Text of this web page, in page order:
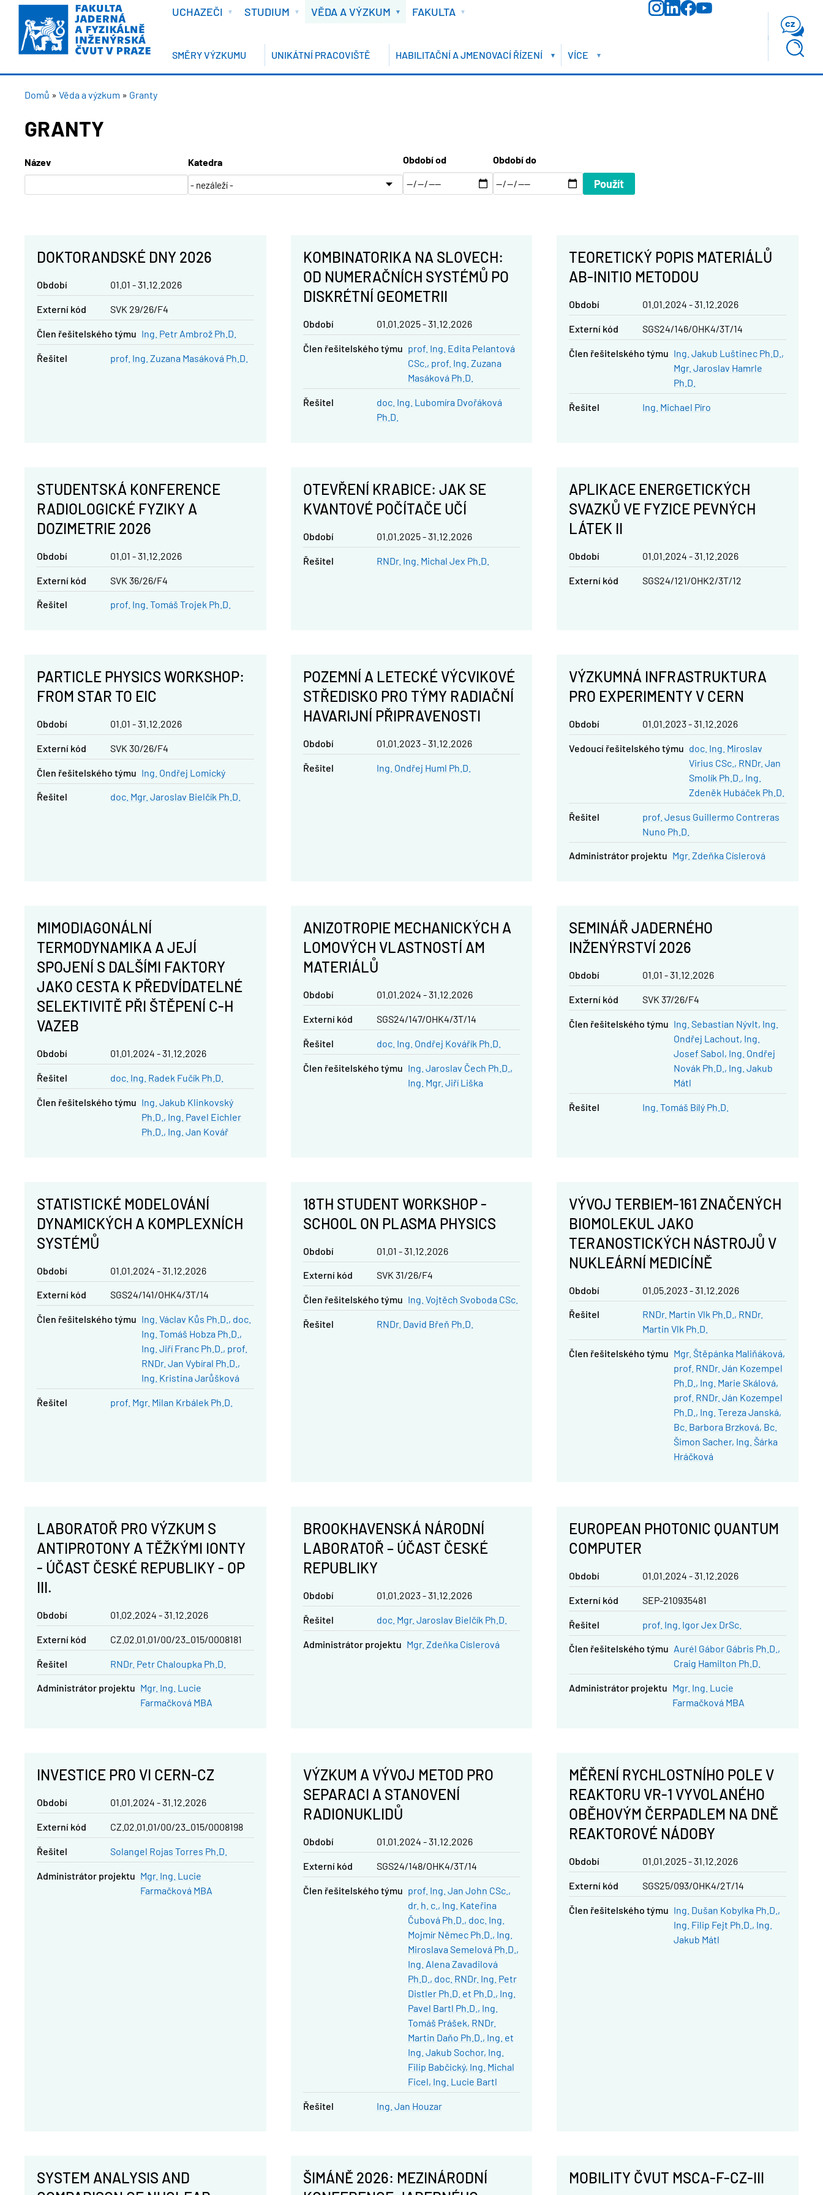
Přejít
hlavnímu
obsahu
VÍTEJTE
UCHAZEČI STUDIUM VĚDA A VÝZKUM FAKULTA
cz
SMĚRY VÝZKUMU UNIKÁTNÍ PRACOVIŠTĚ HABILITAČNÍ A JMENOVACÍ ŘÍZENÍ VÍCE
DROBEČKOVÁ
Domů Věda a výzkum Granty
GRANTY
Název Katedra Období od Období do
DOKTORANDSKÉ DNY 2026
Období 01.01 - 31.12.2026
Externí kód SVK 29/26/F4
člen řešitelského týmu Ing. Petr Ambrož Ph.D.
řešitel prof. Ing. Zuzana Masáková Ph.D.
KOMBINATORIKA NA SLOVECH:
OD NUMERAČNÍCH SYSTÉMŮ PO
DISKRÉTNÍ GEOMETRII
Období 01.01.2025 - 31.12.2026
člen řešitelského týmu prof. Ing. Edita Pelantová
CSc.
prof. Ing. Zuzana
Masáková Ph.D.
řešitel
doc. Ing. Lubomíra Dvořáková
Ph.D.
TEORETICKÝ POPIS MATERIÁLŮ
AB-INITIO METODOU
Období 01.01.2024 - 31.12.2026
Externí kód SGS24/146/OHK4/3T/14
člen řešitelského týmu Ing. Jakub Luštinec Ph.D.
Mgr. Jaroslav Hamrle
Ph.D.
řešitel Ing. Michael Píro
STUDENTSKÁ KONFERENCE
RADIOLOGICKÉ FYZIKY A
DOZIMETRIE 2026
Období 01.01 - 31.12.2026
Externí kód SVK 36/26/F4
řešitel prof. Ing. Tomáš Trojek Ph.D.
OTEVŘENÍ KRABICE: JAK SE
KVANTOVÉ POČÍTAČE UČÍ
Období 01.01.2025 - 31.12.2026
řešitel RNDr. Ing. Michal Jex Ph.D.
APLIKACE ENERGETICKÝCH
SVAZKŮ VE FYZICE PEVNÝCH
LÁTEK II
Období 01.01.2024 - 31.12.2026
Externí kód SGS24/121/OHK2/3T/12
PARTICLE PHYSICS WORKSHOP:
FROM STAR TO EIC
Období 01.01 - 31.12.2026
Externí kód SVK 30/26/F4
člen řešitelského týmu Ing. Ondřej Lomický
řešitel doc. Mgr. Jaroslav Bielčík Ph.D.
POZEMNÍ A LETECKÉ VÝCVIKOVÉ
STŘEDISKO PRO TÝMY RADIAČNÍ
HAVARIJNÍ PŘIPRAVENOSTI
Období 01.01.2023 - 31.12.2026
řešitel Ing. Ondřej Huml Ph.D.
VÝZKUMNÁ INFRASTRUKTURA
PRO EXPERIMENTY V CERN
Období 01.01.2023 - 31.12.2026
vedoucí řešitelského týmu doc. Ing. Miroslav
Virius CSc.
RNDr. Jan
Smolík Ph.D.
Ing.
Zdeněk Hubáček Ph.D.
řešitel
prof. Jesus Guillermo Contreras
Nuno Ph.D.
administrátor projektu Mgr. Zdeňka Císlerová
MIMODIAGONÁLNÍ
TERMODYNAMIKA A JEJÍ
SPOJENÍ S DALŠÍMI FAKTORY
JAKO CESTA K PŘEDVÍDATELNÉ
SELEKTIVITĚ PŘI ŠTĚPENÍ C-H
VAZEB
Období 01.01.2024 - 31.12.2026
řešitel doc. Ing. Radek Fučík Ph.D.
člen řešitelského týmu Ing. Jakub Klinkovský
Ph.D.
Ing. Pavel Eichler
Ph.D.
Ing. Jan Kovář
ANIZOTROPIE MECHANICKÝCH A
LOMOVÝCH VLASTNOSTÍ AM
MATERIÁLŮ
Období 01.01.2024 - 31.12.2026
Externí kód SGS24/147/OHK4/3T/14
řešitel doc. Ing. Ondřej Kovářík Ph.D.
člen řešitelského týmu Ing. Jaroslav Čech Ph.D.
Ing. Mgr. Jiří Liška
SEMINÁŘ JADERNÉHO
INŽENÝRSTVÍ 2026
Období 01.01 - 31.12.2026
Externí kód SVK 37/26/F4
člen řešitelského týmu Ing. Sebastian Nývlt Ing.
Ondřej Lachout Ing.
Josef Sabol Ing. Ondřej
Novák Ph.D.
Ing. Jakub
Mátl
řešitel Ing. Tomáš Bílý Ph.D.
STATISTICKÉ MODELOVÁNÍ
DYNAMICKÝCH A KOMPLEXNÍCH
SYSTÉMŮ
Období 01.01.2024 - 31.12.2026
Externí kód SGS24/141/OHK4/3T/14
člen řešitelského týmu Ing. Václav Kůs Ph.D.
doc.
Ing. Tomáš Hobza Ph.D.
Ing. Jiří Franc Ph.D.
prof.
RNDr. Jan Vybíral Ph.D.
Ing. Kristina Jarůšková
řešitel prof. Mgr. Milan Krbálek Ph.D.
18TH STUDENT WORKSHOP -
SCHOOL ON PLASMA PHYSICS
Období 01.01 - 31.12.2026
Externí kód SVK 31/26/F4
člen řešitelského týmu Ing. Vojtěch Svoboda CSc.
řešitel RNDr. David Břeň Ph.D.
VÝVOJ TERBIEM-161 ZNAČENÝCH
BIOMOLEKUL JAKO
TERANOSTICKÝCH NÁSTROJŮ V
NUKLEÁRNÍ MEDICÍNĚ
Období 01.05.2023 - 31.12.2026
řešitel RNDr. Martin Vlk Ph.D.
RNDr.
Martin Vlk Ph.D.
člen řešitelského týmu Mgr. Štěpánka Maliňáková
prof. RNDr. Ján Kozempel
Ph.D.
Ing. Marie Skálová
prof. RNDr. Ján Kozempel
Ph.D.
Ing. Tereza Janská
Bc. Barbora Brzková Bc.
Šimon Sacher Ing. Šárka
Hráčková
LABORATOŘ PRO VÝZKUM S
ANTIPROTONY A TĚŽKÝMI IONTY
- ÚČAST ČESKÉ REPUBLIKY - OP
III.
Období 01.02.2024 - 31.12.2026
Externí kód CZ.02.01.01/00/23_015/0008181
řešitel RNDr. Petr Chaloupka Ph.D.
administrátor projektu Mgr. Ing. Lucie
Farmačková MBA
BROOKHAVENSKÁ NÁRODNÍ
LABORATOŘ – ÚČAST ČESKÉ
REPUBLIKY
Období 01.01.2023 - 31.12.2026
řešitel doc. Mgr. Jaroslav Bielčík Ph.D.
administrátor projektu Mgr. Zdeňka Císlerová
EUROPEAN PHOTONIC QUANTUM
COMPUTER
Období 01.01.2024 - 31.12.2026
Externí kód SEP-210935481
řešitel prof. Ing. Igor Jex DrSc.
člen řešitelského týmu Aurél Gábor Gábris Ph.D.
Craig Hamilton Ph.D.
administrátor projektu Mgr. Ing. Lucie
Farmačková MBA
INVESTICE PRO VI CERN-CZ
Období 01.01.2024 - 31.12.2026
Externí kód CZ.02.01.01/00/23_015/0008198
řešitel Solangel Rojas Torres Ph.D.
administrátor projektu Mgr. Ing. Lucie
Farmačková MBA
VÝZKUM A VÝVOJ METOD PRO
SEPARACI A STANOVENÍ
RADIONUKLIDŮ
Období 01.01.2024 - 31.12.2026
Externí kód SGS24/148/OHK4/3T/14
člen řešitelského týmu prof. Ing. Jan John CSc.,
dr. h. c.
Ing. Kateřina
Čubová Ph.D.
doc. Ing.
Mojmír Němec Ph.D.
Ing.
Miroslava Semelová Ph.D.
Ing. Alena Zavadilová
Ph.D.
doc. RNDr. Ing. Petr
Distler Ph.D. et Ph.D.
Ing.
Pavel Bartl Ph.D.
Ing.
Tomáš Prášek RNDr.
Martin Daňo Ph.D.
Ing. et
Ing. Jakub Sochor Ing.
Filip Babčický Ing. Michal
Ficel Ing. Lucie Bartl
řešitel Ing. Jan Houzar
MĚŘENÍ RYCHLOSTNÍHO POLE V
REAKTORU VR-1 VYVOLANÉHO
OBĚHOVÝM ČERPADLEM NA DNĚ
REAKTOROVÉ NÁDOBY
Období 01.01.2025 - 31.12.2026
Externí kód SGS25/093/OHK4/2T/14
člen řešitelského týmu Ing. Dušan Kobylka Ph.D.
Ing. Filip Fejt Ph.D.
Ing.
Jakub Mátl
SYSTEM ANALYSIS AND
ŠIMÁNĚ 2026: MEZINÁRODNÍ
MOBILITY ČVUT MSCA-F-CZ-III